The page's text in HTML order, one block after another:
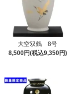
大空双鶴 8号
8,500円(税込9,350円)